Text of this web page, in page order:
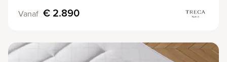
Vanaf € 2.890